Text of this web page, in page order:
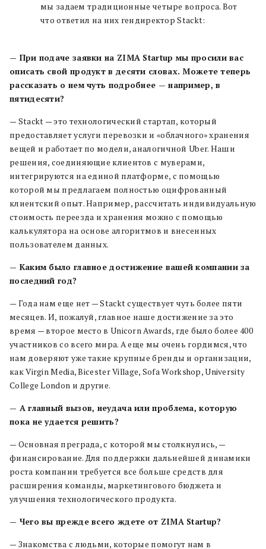
мы задаем традиционные четыре вопроса. Вот
что ответил на них гендиректор Stackt:
— При подаче заявки на ZIMA Startup мы просили вас
описать свой продукт в десяти словах. Можете теперь
рассказать о нем чуть подробнее — например, в
пятидесяти?
— Stackt — это технологический стартап, который
предоставляет услуги перевозки и «облачного» хранения
вещей и работает по модели, аналогичной Uber. Наши
решения, соединяющие клиентов с муверами,
интегрируются на единой платформе, с помощью
которой мы предлагаем полностью оцифрованный
клиентский опыт. Например, рассчитать индивидуальную
стоимость переезда и хранения можно с помощью
калькулятора на основе алгоритмов и внесенных
пользователем данных.
— Каким было главное достижение вашей компании за
последний год?
— Года нам еще нет — Stackt существует чуть более пяти
месяцев. И, пожалуй, главное наше достижение за это
время — второе место в Unicorn Awards, где было более 400
участников со всего мира. А еще мы очень гордимся, что
нам доверяют уже такие крупные бренды и организации,
как Virgin Media, Bicester Village, Sofa Workshop, University
College London и другие.
— А главный вызов, неудача или проблема, которую
пока не удается решить?
— Основная преграда, с которой мы столкнулись, —
финансирование. Для поддержки дальнейшей динамики
роста компании требуется все больше средств для
расширения команды, маркетингового бюджета и
улучшения технологического продукта.
— Чего вы прежде всего ждете от ZIMA Startup?
— Знакомства с людьми, которые помогут нам в